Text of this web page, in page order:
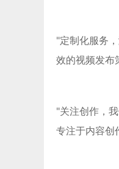
"定制化服务
效的视频发布
"关注创作，
专注于内容创